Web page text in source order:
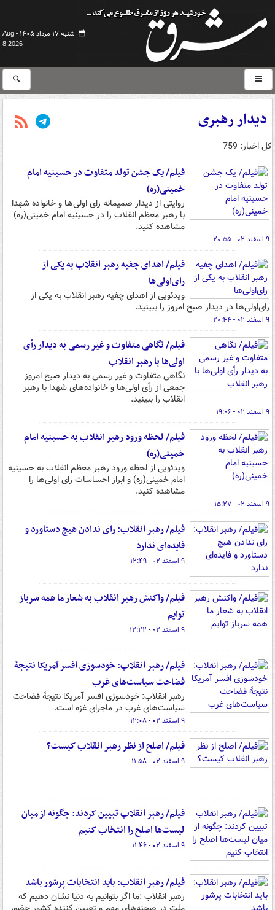
شنبه ۱۷ مرداد ۱۴۰۵ -
Aug
8 2026
دیدار رهبری
کل اخبار: 759
فیلم/ یک جشن تولد متفاوت در حسینیه امام
خمینی(ره)
روایتی از دیدار صمیمانه رای اولی‌ها و خانواده شهدا
با رهبر معظم انقلاب را در حسینیه امام خمینی(ره)
مشاهده کنید.
۹ اسفند ۰۲ - ۲۰:۵۵
فیلم/ اهدای چفیه رهبر انقلاب به یکی از
رای‌اولی‌ها
ویدئویی از اهدای چفیه رهبر انقلاب به یکی از
رای‌اولی‌ها در دیدار صبح امروز را ببینید.
۹ اسفند ۰۲ - ۲۰:۴۴
فیلم/ نگاهی متفاوت و غیر رسمی به دیدار رأی
اولی‌ها با رهبر انقلاب
نگاهی متفاوت و غیر رسمی به دیدار صبح امروز
جمعی از رأی اولی‌ها و خانواده‌های شهدا با رهبر
انقلاب را ببینید.
۹ اسفند ۰۲ - ۱۹:۰۶
فیلم/ لحظه ورود رهبر انقلاب به حسینیه امام
خمینی(ره)
ویدئویی از لحظه ورود رهبر معظم انقلاب به حسینیه
امام خمینی(ره) و ابراز احساسات رای اولی‌ها را
مشاهده کنید.
۹ اسفند ۰۲ - ۱۵:۲۷
فیلم/ رهبر انقلاب: رای ندادن هیچ دستاورد و
فایده‌ای ندارد
۹ اسفند ۰۲ - ۱۲:۴۹
فیلم/ واکنش رهبر انقلاب به شعار ما همه سرباز
توایم
۹ اسفند ۰۲ - ۱۲:۲۲
فیلم/ رهبر انقلاب: خودسوزی افسر آمریکا نتیجهٔ
فضاحت سیاست‌های غرب
رهبر انقلاب: خودسوزی افسر آمریکا نتیجهٔ فضاحت
سیاست‌های غرب در ماجرای غزه است.
۹ اسفند ۰۲ - ۱۲:۰۸
فیلم/ اصلح از نظر رهبر انقلاب کیست؟
۹ اسفند ۰۲ - ۱۱:۵۸
فیلم/ رهبر انقلاب تبیین کردند: چگونه از میان
لیست‌ها اصلح را انتخاب کنیم
۹ اسفند ۰۲ - ۱۱:۴۶
فیلم/ رهبر انقلاب: باید انتخابات پرشور باشد
رهبر انقلاب :ما اگر بتوانیم به دنیا نشان دهیم که